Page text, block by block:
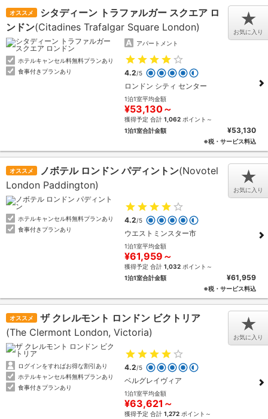
オススメ
シタディーン トラファルガー スクエア ロ
ンドン(Citadines Trafalgar Square London)
ホテルキャンセル料無料プランあり
食事付きプランあり
アパートメント
4.2/5
ロンドン シティ センター
1泊1室平均金額
¥53,130～
獲得予定 合計 1,062 ポイント～
1泊1室合計金額
¥53,130
※税・サービス料込
★
お気に入り
オススメ ノボテル ロンドン パディントン(Novotel
London Paddington)
ホテルキャンセル料無料プランあり
食事付きプランあり
4.2/5
ウエストミンスター市
1泊1室平均金額
¥61,959～
獲得予定 合計 1,032 ポイント～
1泊1室合計金額
¥61,959
※税・サービス料込
★
お気に入り
オススメ
ザ クレルモント ロンドン ビクトリア
(The Clermont London, Victoria)
ログインをすればお得な割引あり
ホテルキャンセル料無料プランあり
食事付きプランあり
4.2/5
ベルグレイヴィア
1泊1室平均金額
¥63,621～
獲得予定 合計 1,272 ポイント～
★
お気に入り